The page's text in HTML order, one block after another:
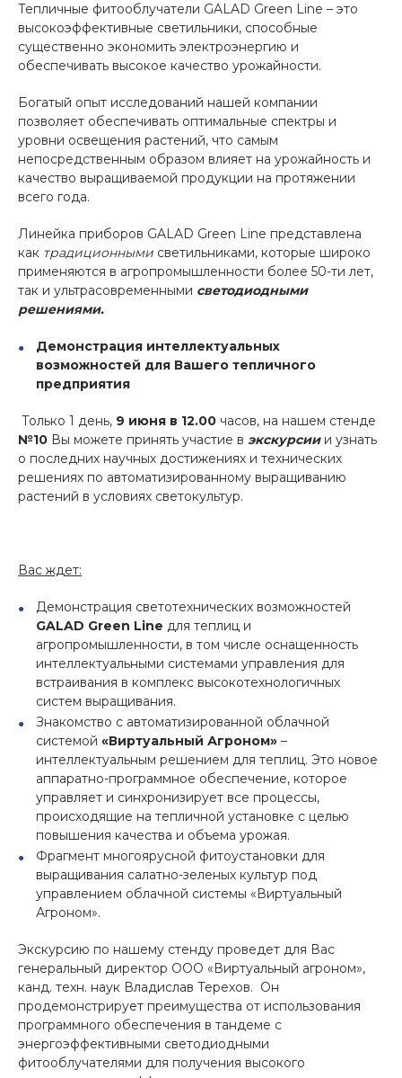
Тепличные фитооблучатели GALAD Green Line – это
высокоэффективные светильники, способные
существенно экономить электроэнергию и
обеспечивать высокое качество урожайности.
Богатый опыт исследований нашей компании
позволяет обеспечивать оптимальные спектры и
уровни освещения растений, что самым
непосредственным образом влияет на урожайность и
качество выращиваемой продукции на протяжении
всего года.
Линейка приборов GALAD Green Line представлена
как традиционными светильниками, которые широко
применяются в агропромышленности более 50-ти лет,
так и ультрасовременными светодиодными
решениями.
Демонстрация интеллектуальных
возможностей для Вашего тепличного
предприятия
Только 1 день, 9 июня в 12.00 часов, на нашем стенде
№10 Вы можете принять участие в экскурсиии узнать
о последних научных достижениях и технических
решениях по автоматизированному выращиванию
растений в условиях светокультур.
Вас ждет:
Демонстрация светотехнических возможностей
GALAD Green Line для теплиц и
агропромышленности, в том числе оснащенность
интеллектуальными системами управления для
встраивания в комплекс высокотехнологичных
систем выращивания.
Знакомство с автоматизированной облачной
системой «Виртуальный Агроном» –
интеллектуальным решением для теплиц. Это новое
аппаратно-программное обеспечение, которое
управляет и синхронизирует все процессы,
происходящие на тепличной установке с целью
повышения качества и объема урожая.
Фрагмент многоярусной фитоустановки для
выращивания салатно-зеленых культур под
управлением облачной системы «Виртуальный
Агроном».
Экскурсию по нашему стенду проведет для Вас
генеральный директор ООО «Виртуальный агроном»,
канд. техн. наук Владислав Терехов. Он
продемонстрирует преимущества от использования
программного обеспечения в тандеме с
энергоэффективными светодиодными
фитооблучателями для получения высокого